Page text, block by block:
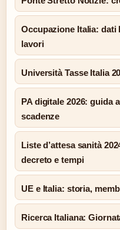
Occupazione Italia: dati
lavori
Università Tasse Italia
PA digitale 2026: guida
scadenze
Liste d’attesa sanità
decreto e tempi
UE e Italia: storia,
Ricerca Italiana: